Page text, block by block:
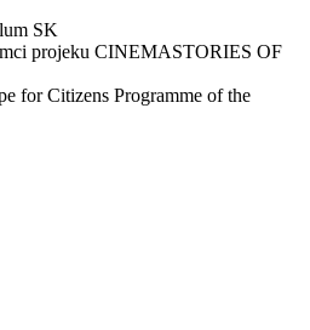
SK
projeku CINEMASTORIES OF
for Citizens Programme of the